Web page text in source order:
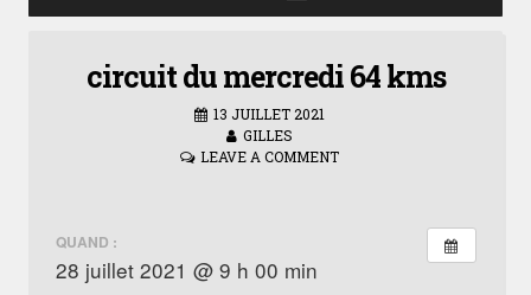
circuit du mercredi 64 kms
13 JUILLET 2021
GILLES
LEAVE A COMMENT
QUAND :
28 juillet 2021 @ 9 h 00 min